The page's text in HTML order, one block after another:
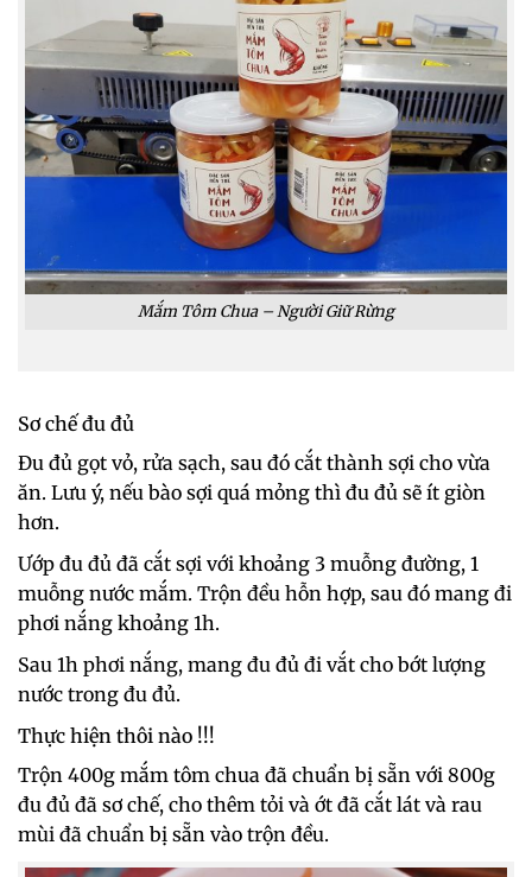
Mắm Tôm Chua – Người Giữ Rừng
Sơ chế đu đủ
Đu đủ gọt vỏ, rửa sạch, sau đó cắt thành sợi cho vừa
ăn. Lưu ý, nếu bào sợi quá mỏng thì đu đủ sẽ ít giòn
hơn.
Ướp đu đủ đã cắt sợi với khoảng 3 muỗng đường, 1
muỗng nước mắm. Trộn đều hỗn hợp, sau đó mang đi
phơi nắng khoảng 1h.
Sau 1h phơi nắng, mang đu đủ đi vắt cho bớt lượng
nước trong đu đủ.
Thực hiện thôi nào !!!
Trộn 400g mắm tôm chua đã chuẩn bị sẵn với 800g
đu đủ đã sơ chế, cho thêm tỏi và ớt đã cắt lát và rau
mùi đã chuẩn bị sẵn vào trộn đều.